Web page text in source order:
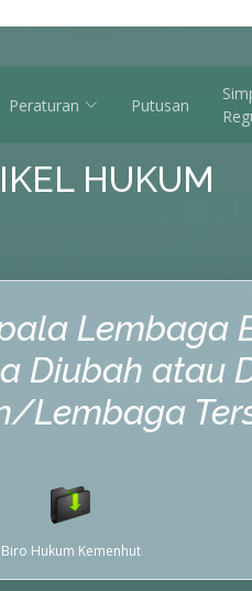
Peraturan Putusan
HUKUM
Lembaga
Diubah atau
Lembaga
Biro Hukum Kemenhut